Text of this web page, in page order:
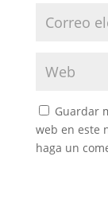
Guardar
web en este
haga un